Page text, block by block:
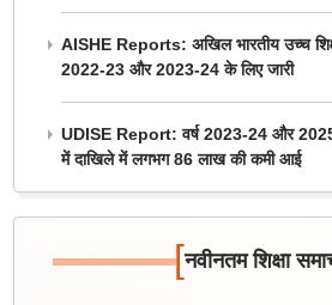
AISHE Reports: अखिल भारतीय उच्च शिक्षा
2022-23 और 2023-24 के लिए जारी
UDISE Report: वर्ष 2023-24 और
में दाखिले में लगभग 86 लाख की कमी आई
[नवीनतम शिक्षा